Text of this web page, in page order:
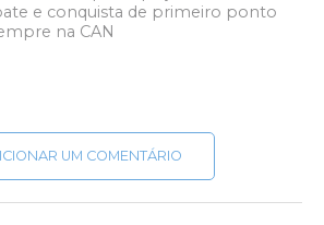
e conquista de primeiro ponto
na CAN
UM COMENTÁRIO